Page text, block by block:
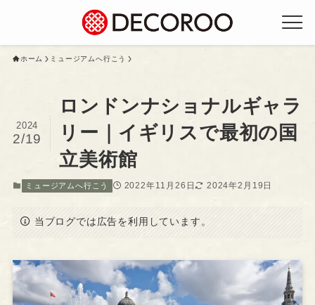
ホーム ミュージアムへ行こう
ロンドンナショナルギャラ
リー｜イギリスで最初の国
立美術館
2024
2/19
ミュージアムへ行こう 2022年11月26日 2024年2月19日
当ブログでは広告を利用しています。